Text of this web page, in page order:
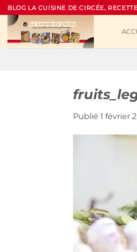
Passer
au
contenu
BLOG LA CUISINE DE CIRCÉE,
Publié 1 février